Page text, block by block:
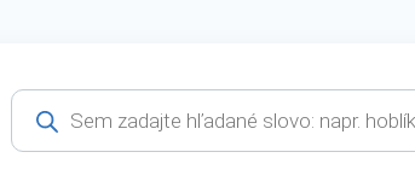
Products
search